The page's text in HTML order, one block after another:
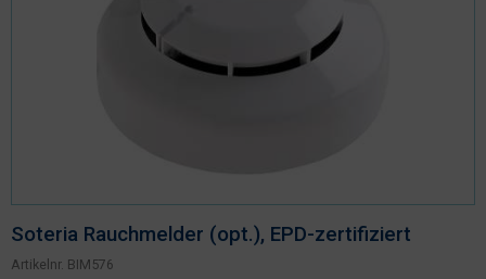
Soteria Rauchmelder (opt.), EPD-zertifiziert
Artikelnr. BIM576